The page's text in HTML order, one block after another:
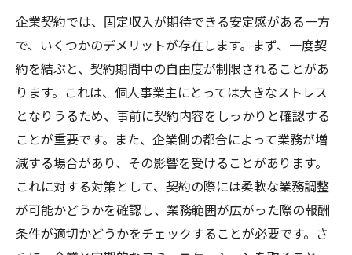
企業契約では、固定収入が期待できる安定感がある一方
で、いくつかのデメリットが存在します。まず、一度契
約を結ぶと、契約期間中の自由度が制限されることがあ
ります。これは、個人事業主にとっては大きなストレス
となりうるため、事前に契約内容をしっかりと確認する
ことが重要です。また、企業側の都合によって業務が増
減する場合があり、その影響を受けることがあります。
これに対する対策として、契約の際には柔軟な業務調整
が可能かどうかを確認し、業務範囲が広がった際の報酬
条件が適切かどうかをチェックすることが必要です。さ